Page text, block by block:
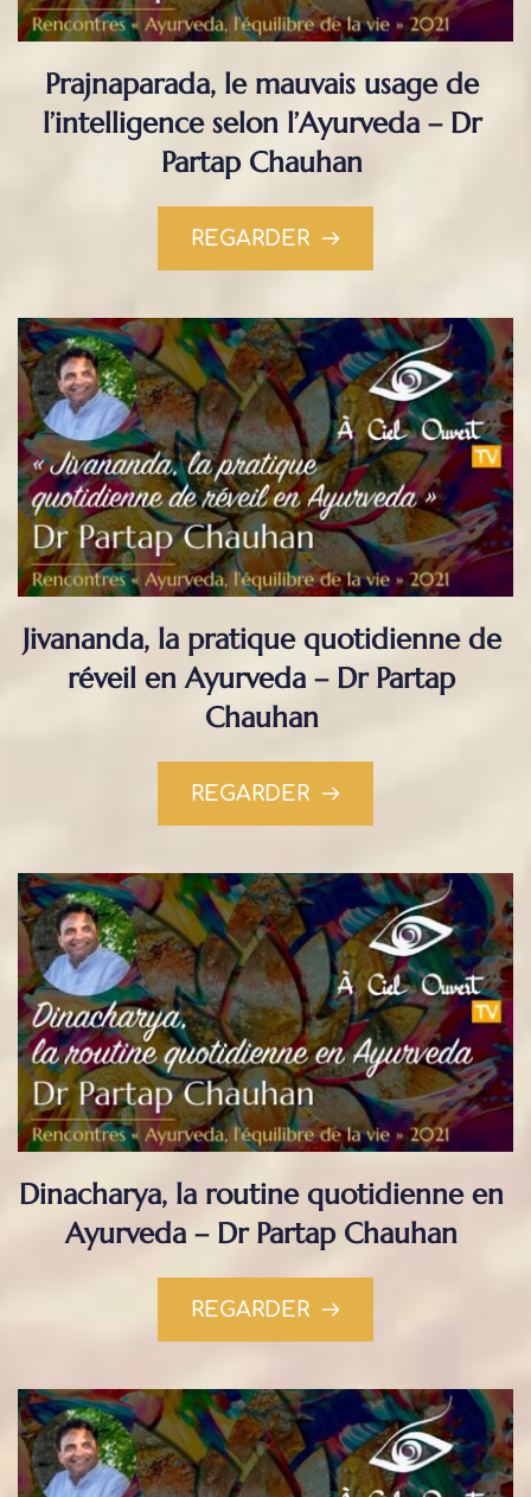
Prajnaparada, le mauvais usage de
l’intelligence selon l’Ayurveda – Dr
Partap Chauhan
REGARDER
Jivananda, la pratique quotidienne de
réveil en Ayurveda – Dr Partap
Chauhan
REGARDER
Dinacharya, la routine quotidienne en
Ayurveda – Dr Partap Chauhan
REGARDER